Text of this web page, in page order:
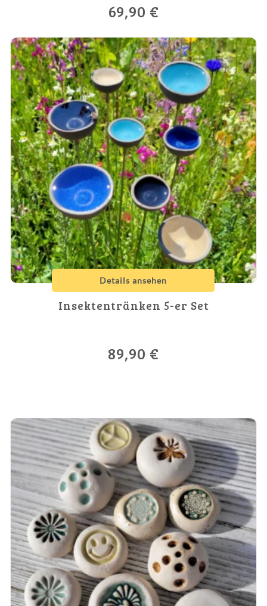
69,90 €
Insektentränken 5-er Set
89,90 €
Details ansehen